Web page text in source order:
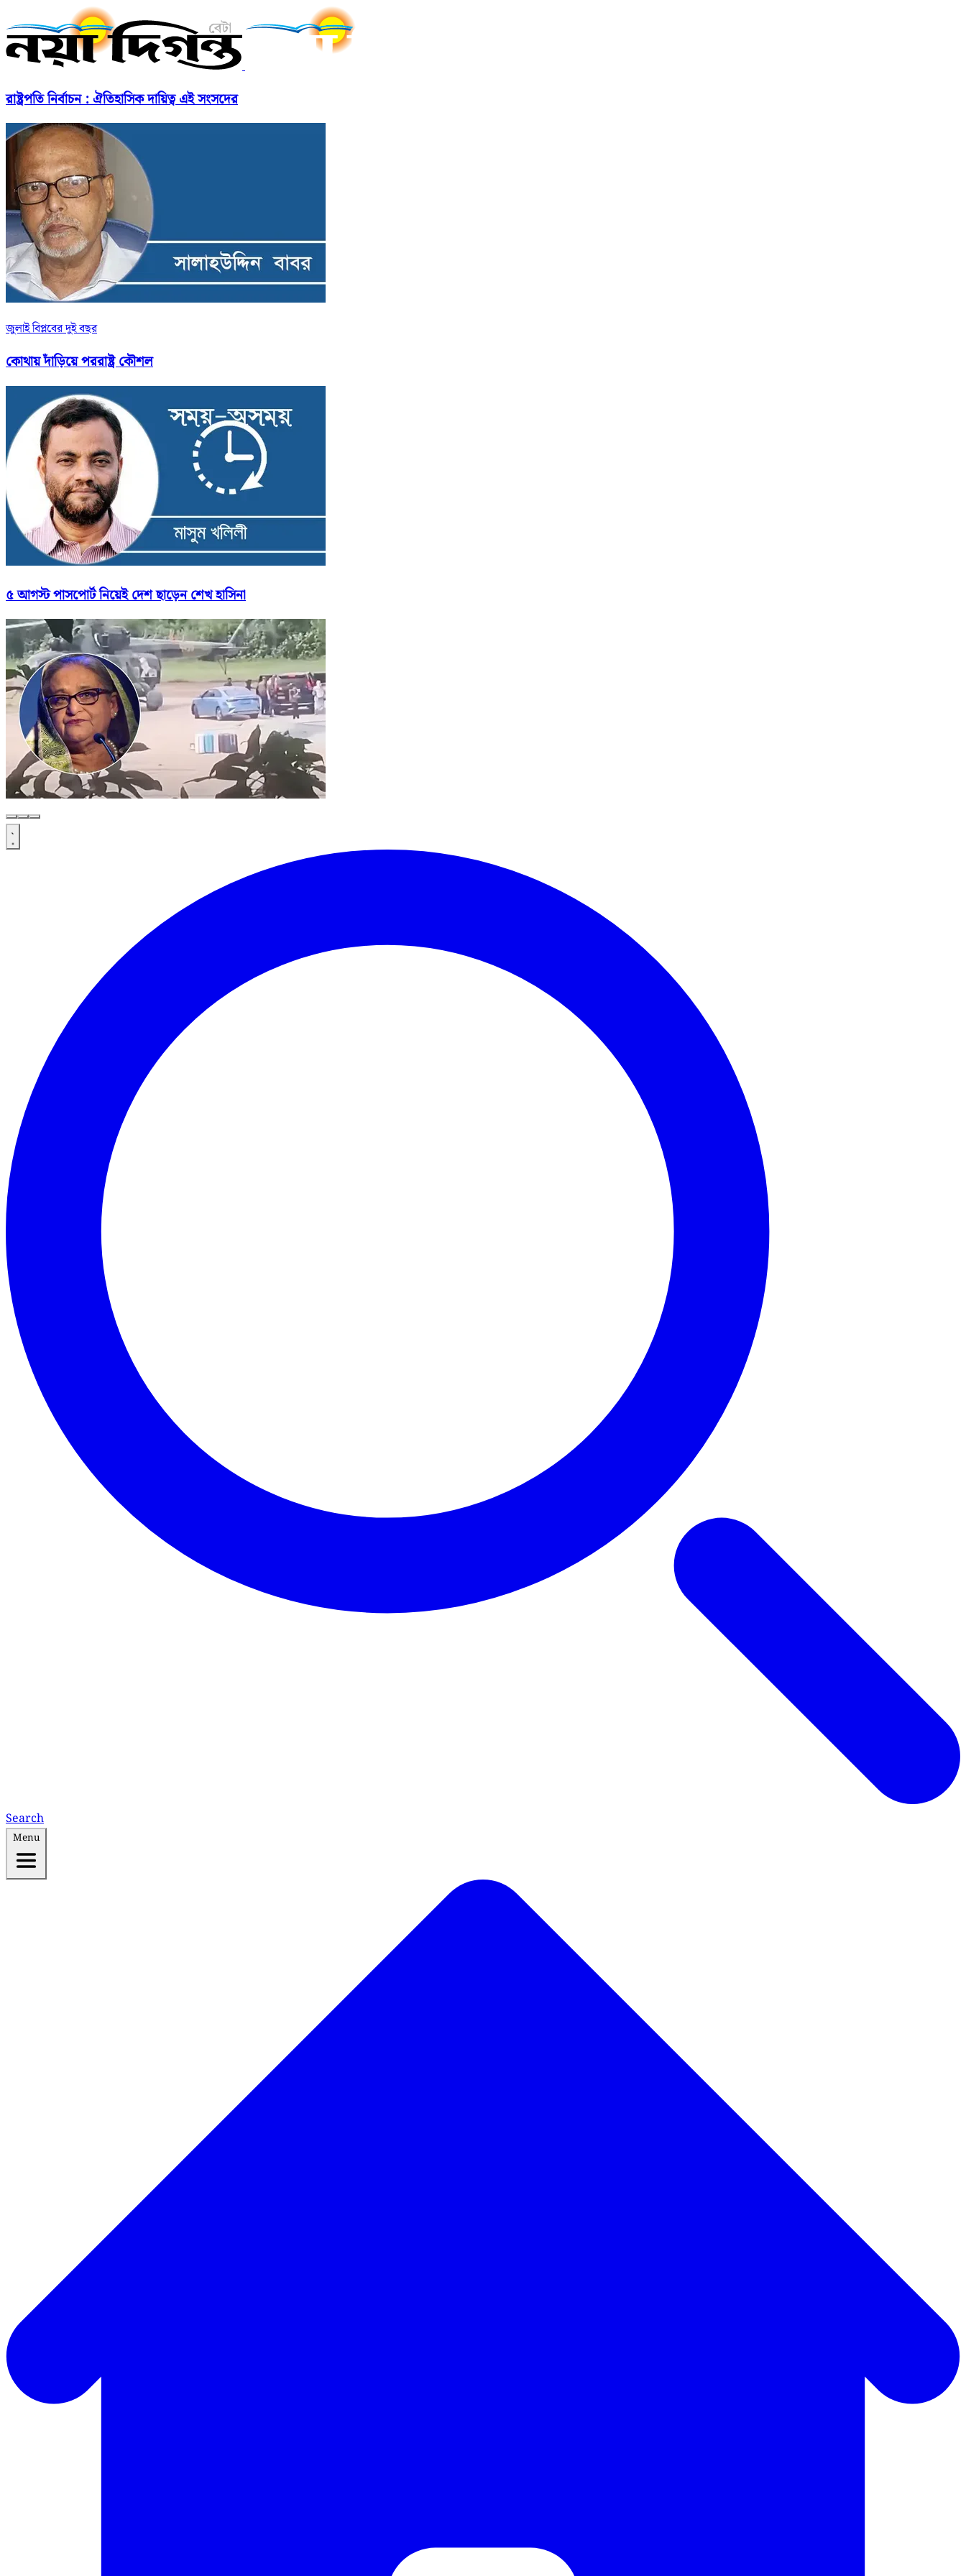
রাষ্ট্রপতি নির্বাচন : ঐতিহাসিক দায়িত্ব এই সংসদের
জুলাই বিপ্লবের দুই বছর
কোথায় দাঁড়িয়ে পররাষ্ট্র কৌশল
৫ আগস্ট পাসপোর্ট নিয়েই দেশ ছাড়েন শেখ হাসিনা
Search
Menu